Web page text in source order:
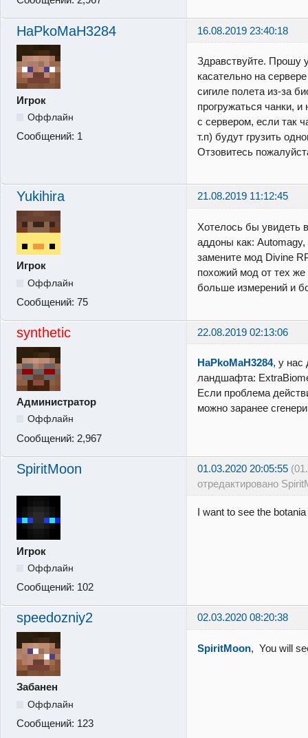
HaPkoMaH3284 16.08.2019 23:40:18
Игрок
Оффлайн
Сообщений: 1
Здравствуйте. Прошу
касательно на
сигиле полета из-за
прогружаться чанки,
с сервером, если так
т.п) будут грузить
Отзовитесь
Yukihira 21.08.2019 11:12:45
Игрок
Оффлайн
Сообщений: 75
Хотелось бы увидеть
аддоны как:
замените мод Divine
похожий мод от тех же
больше измерений и
synthetic 22.08.2019 02:13:06
Администратор
Оффлайн
Сообщений: 2,967
HaPkoMaH3284, у нас
ландшафта:
Если проблема
можно заранее
SpiritMoon 01.03.2020 20:05:55
отредактировано
Игрок
Оффлайн
Сообщений: 102
I want to see the
speedozniy2 02.03.2020 08:20:38
Забанен
Оффлайн
Сообщений: 123
SpiritMoon, You will